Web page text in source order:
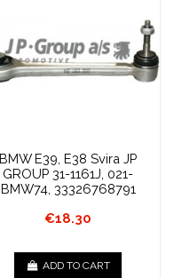
BMW E39, E38 Svira JP
GROUP 31-1161J, 021-
BMW74, 33326768791
€18.30
ADD TO CART